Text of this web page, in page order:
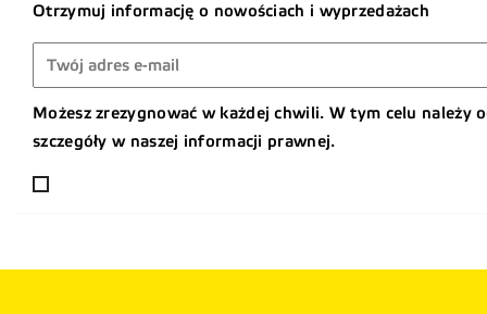
Otrzymuj informację o nowościach i wyprzedażach
Możesz zrezygnować w każdej chwili. W tym celu należy
szczegóły w naszej informacji prawnej.